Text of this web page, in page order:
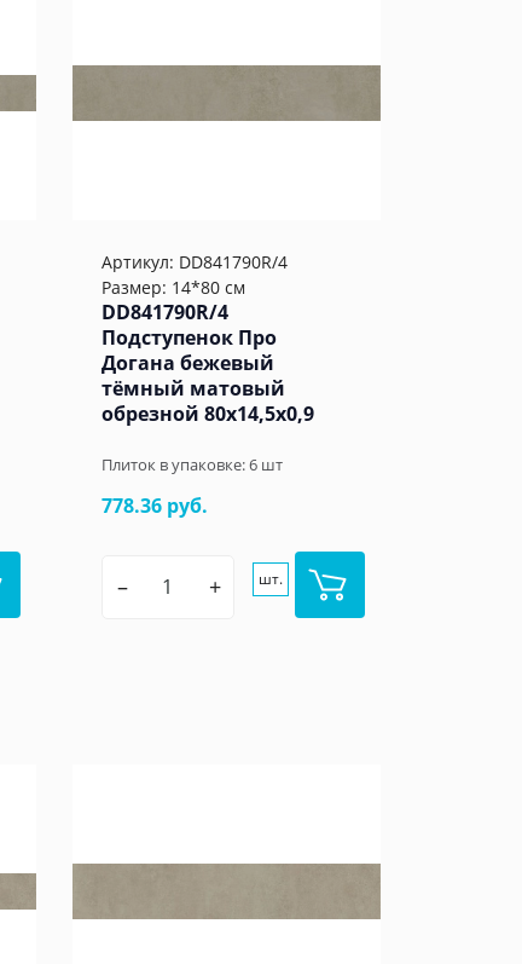
Артикул: DD841790R/4
Размер: 14*80 см
DD841790R/4
Подступенок Про
Догана бежевый
тёмный матовый
обрезной 80x14,5x0,9
Плиток в упаковке:6 шт
778.36 руб.
– + шт.